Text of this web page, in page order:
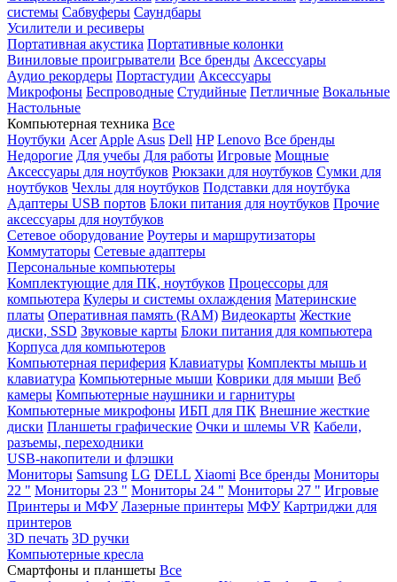
системы Сабвуферы Саундбары
Усилители и ресиверы
Портативная акустика Портативные колонки
Виниловые проигрыватели Все бренды Аксессуары
Аудио рекордеры Портастудии Аксессуары
Микрофоны Беспроводные Студийные Петличные Вокальные
Настольные
Компьютерная техника Все
Ноутбуки Acer Apple Asus Dell HP Lenovo Все бренды
Недорогие Для учебы Для работы Игровые Мощные
Аксессуары для ноутбуков Рюкзаки для ноутбуков Сумки для
ноутбуков Чехлы для ноутбуков Подставки для ноутбука
Адаптеры USB портов Блоки питания для ноутбуков Прочие
аксессуары для ноутбуков
Сетевое оборудование Роутеры и маршрутизаторы
Коммутаторы Сетевые адаптеры
Персональные компьютеры
Комплектующие для ПК, ноутбуков Процессоры для
компьютера Кулеры и системы охлаждения Материнские
платы Оперативная память (RAM) Видеокарты Жесткие
диски, SSD Звуковые карты Блоки питания для компьютера
Корпуса для компьютеров
Компьютерная периферия Клавиатуры Комплекты мышь и
клавиатура Компьютерные мыши Коврики для мыши Веб
камеры Компьютерные наушники и гарнитуры
Компьютерные микрофоны ИБП для ПК Внешние жесткие
диски Планшеты графические Очки и шлемы VR Кабели,
разъемы, переходники
USB-накопители и флэшки
Мониторы Samsung LG DELL Xiaomi Все бренды Мониторы
22 " Мониторы 23 " Мониторы 24 " Мониторы 27 " Игровые
Принтеры и МФУ Лазерные принтеры МФУ Картриджи для
принтеров
3D печать 3D ручки
Компьютерные кресла
Смартфоны и планшеты Все